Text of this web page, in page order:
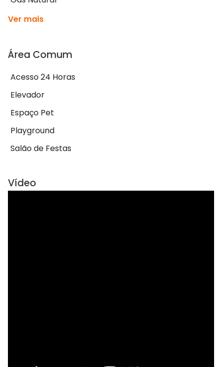
Ver mais
Área Comum
Acesso 24 Horas
Elevador
Espaço Pet
Playground
Salão de Festas
Vídeo